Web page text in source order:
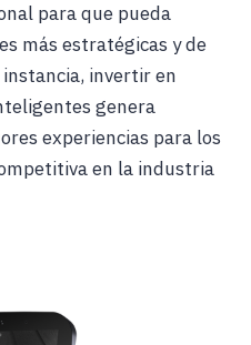
para que pueda
más estratégicas y de
invertir en
genera
experiencias para los
en la industria